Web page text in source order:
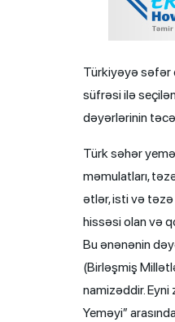
Türkiyəyə səfər
süfrəsi ilə
dəyərlərinin
Türk səhər
məmulatları,
ətlər, isti və təzə
hissəsi olan və
Bu ənənənin
(Birləşmiş
namizəddir. Eyni
Yeməyi”